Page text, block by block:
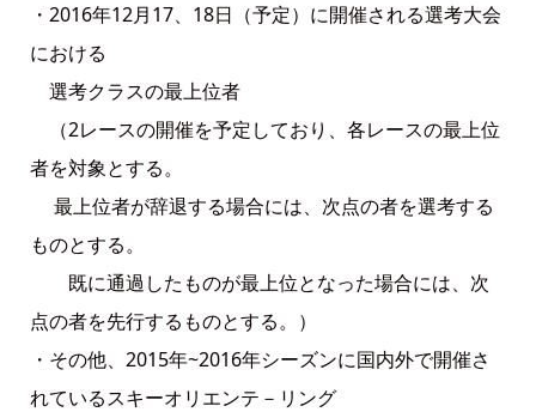
・2016年12月17、18日（予定）に開催される選考大会
における
選考クラスの最上位者
（2レースの開催を予定しており、各レースの最上位
者を対象とする。
最上位者が辞退する場合には、次点の者を選考する
ものとする。
既に通過したものが最上位となった場合には、次
点の者を先行するものとする。）
・その他、2015年~2016年シーズンに国内外で開催さ
れているスキーオリエンテ－リング